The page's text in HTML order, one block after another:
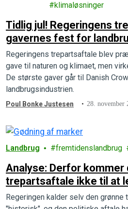
klimaløsninger
Tidlig jul! Regeringens
gavernes fest for
Regeringens trepartsaftale blev
gave til naturen og klimaet, men
De største gaver går til Danish
landbrugsindustrien.
Poul Bonke Justesen 28. november
Landbrug fremtidenslandbrug
Analyse: Derfor kommer
trepartsaftale ikke til at
Regeringen kalder selv den